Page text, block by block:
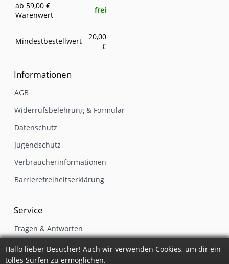
ab 59,00 €
Warenwert
frei
Mindestbestellwert
20,00
€
Informationen
AGB
Widerrufsbelehrung & Formular
Datenschutz
Jugendschutz
Verbraucherinformationen
Barrierefreiheitserklärung
Service
Fragen & Antworten
Gutschein einlösen
Hallo lieber Besucher! Auch wir verwenden Cookies, um dir ein
tolles Surfen zu ermöglichen.